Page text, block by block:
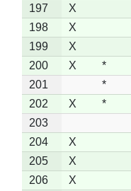
197
X
198
X
199
X
200
X *
201
*
202
X *
203
204
X
205
X
206
X